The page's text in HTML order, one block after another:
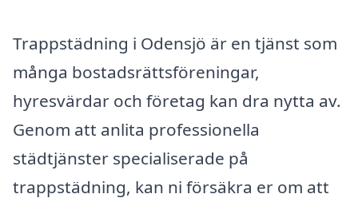
Trappstädning i Odensjö är en tjänst som
många bostadsrättsföreningar,
hyresvärdar och företag kan dra nytta av.
Genom att anlita professionella
städtjänster specialiserade på
trappstädning, kan ni försäkra er om att